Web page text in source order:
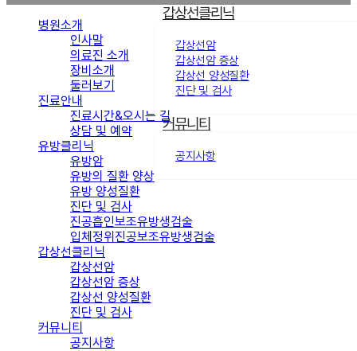
갑상선클리닉
갑상선암
갑상선암 증상
갑상선 양성질환
진단 및 검사
커뮤니티
공지사항
병원소개
인사말
의료진 소개
장비소개
둘러보기
진료안내
진료시간&오시는 길
상담 및 예약
유방클리닉
유방암
유방의 질환 양상
유방 양성질환
진단 및 검사
진공흡인보조유방생검술
입체정위진공보조유방생검술
갑상선클리닉
갑상선암
갑상선암 증상
갑상선 양성질환
진단 및 검사
커뮤니티
공지사항